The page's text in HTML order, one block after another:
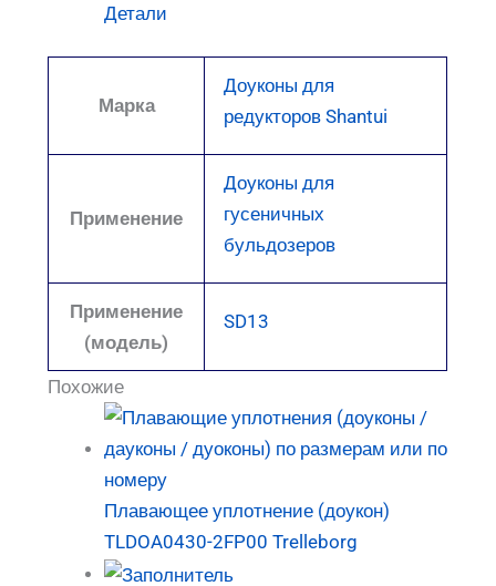
Детали
Марка
Доуконы для
редукторов Shantui
Применение
Доуконы для
гусеничных
бульдозеров
Применение
(модель)
SD13
Похожие
Плавающее уплотнение (доукон)
TLDOA0430-2FP00 Trelleborg